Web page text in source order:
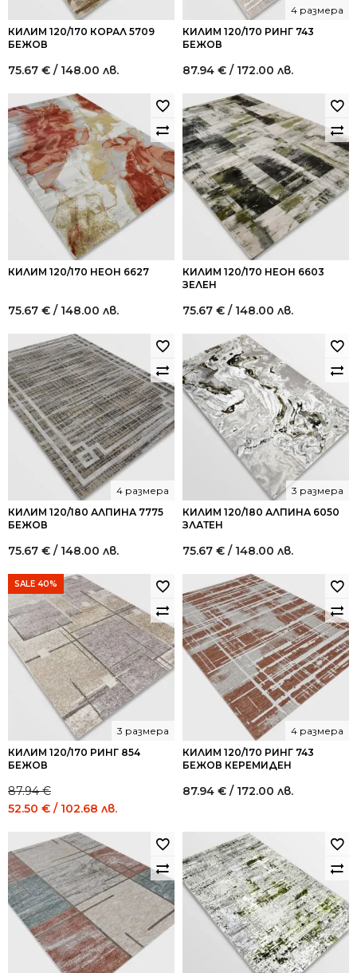
КИЛИМ 120/170 КОРАЛ 5709
БЕЖОВ
75.67 € / 148.00 лв.
КИЛИМ 120/170 РИНГ 743
БЕЖОВ
4 размера
87.94 € / 172.00 лв.
КИЛИМ 120/170 НЕОН 6627
75.67 € / 148.00 лв.
КИЛИМ 120/170 НЕОН 6603
ЗЕЛЕН
75.67 € / 148.00 лв.
КИЛИМ 120/180 АЛПИНА 7775
БЕЖОВ
4 размера
75.67 € / 148.00 лв.
КИЛИМ 120/180 АЛПИНА 6050
ЗЛАТЕН
3 размера
75.67 € / 148.00 лв.
SALE 40%
КИЛИМ 120/170 РИНГ 854
БЕЖОВ
3 размера
87.94€
Original
was:
87.94 €
/
172.00
лв..
52.50 € / 102.68 лв.
52.50 €
/
102.68
лв..
КИЛИМ 120/170 РИНГ 743
БЕЖОВ КЕРЕМИДЕН
4 размера
87.94 € / 172.00 лв.